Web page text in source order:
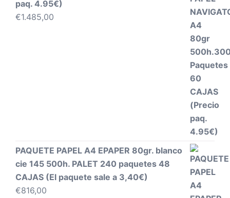
paq. 4.95€)
€1.485,00
PAQUETE PAPEL A4 EPAPER 80gr. blanco
cie 145 500h. PALET 240 paquetes 48
CAJAS (El paquete sale a 3,40€)
€816,00